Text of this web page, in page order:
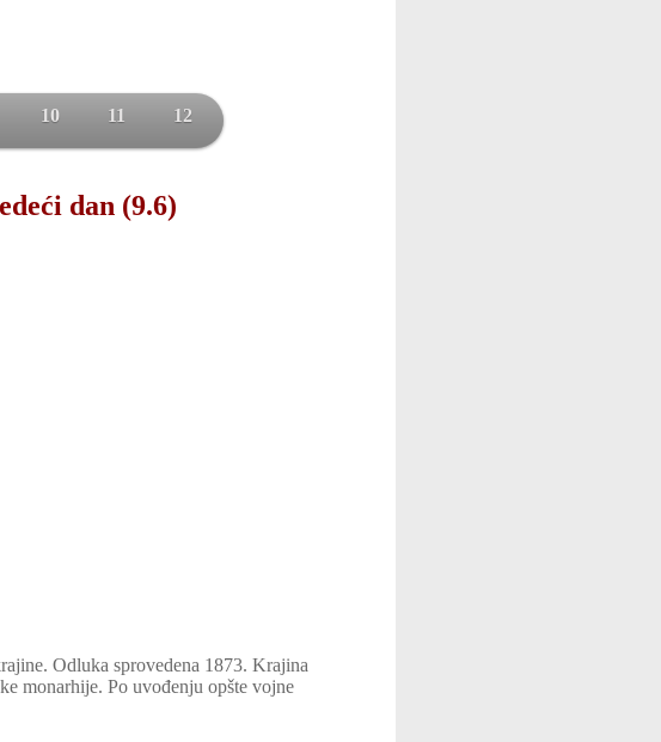
10 11 12
dan (9.6)
Odluka sprovedena 1873. Krajina
monarhije. Po uvođenju opšte vojne